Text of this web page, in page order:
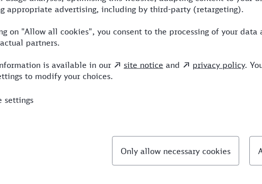
8:57 RB,BRB,ICE,NX
10:31 3 BRB,RRB,ICE